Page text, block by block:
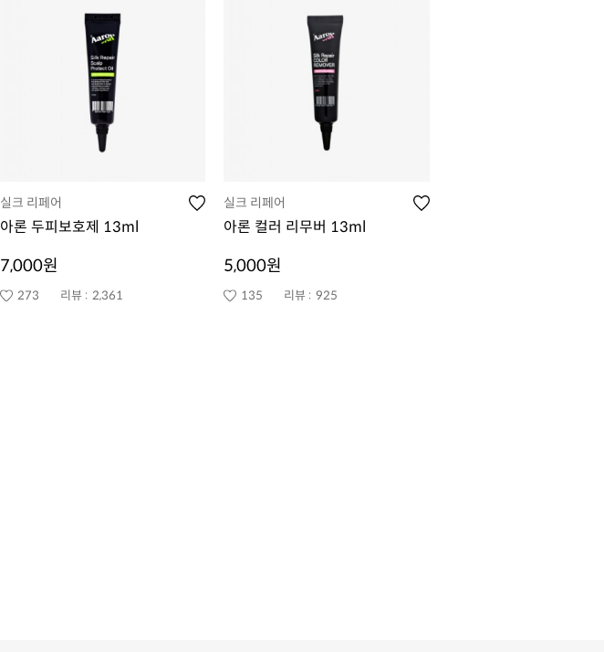
실크 리페어
아론 두피보호제 13ml
7,000원
273 리뷰 : 2,361
실크 리페어
아론 컬러 리무버 13ml
5,000원
135 리뷰 : 925